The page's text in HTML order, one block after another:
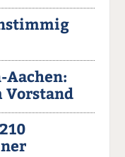
Vorstand